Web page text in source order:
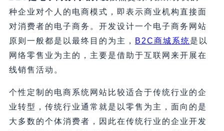
种企业对个人的电商模式，即表示商业机构直接面
对消费者的电子商务。开发设计一个电子商务网站
原则一般都是以最终目的为主，
B2C商城系统是以
网络零售业为主的，主要是借助于互联网来开展在
线销售活动。
个性定制的电商系统网站比较适合于传统行业的企
业转型，传统行业通常就是以零售为主，面向的是
大多数的个体消费者，因此在传统行业的企业开发